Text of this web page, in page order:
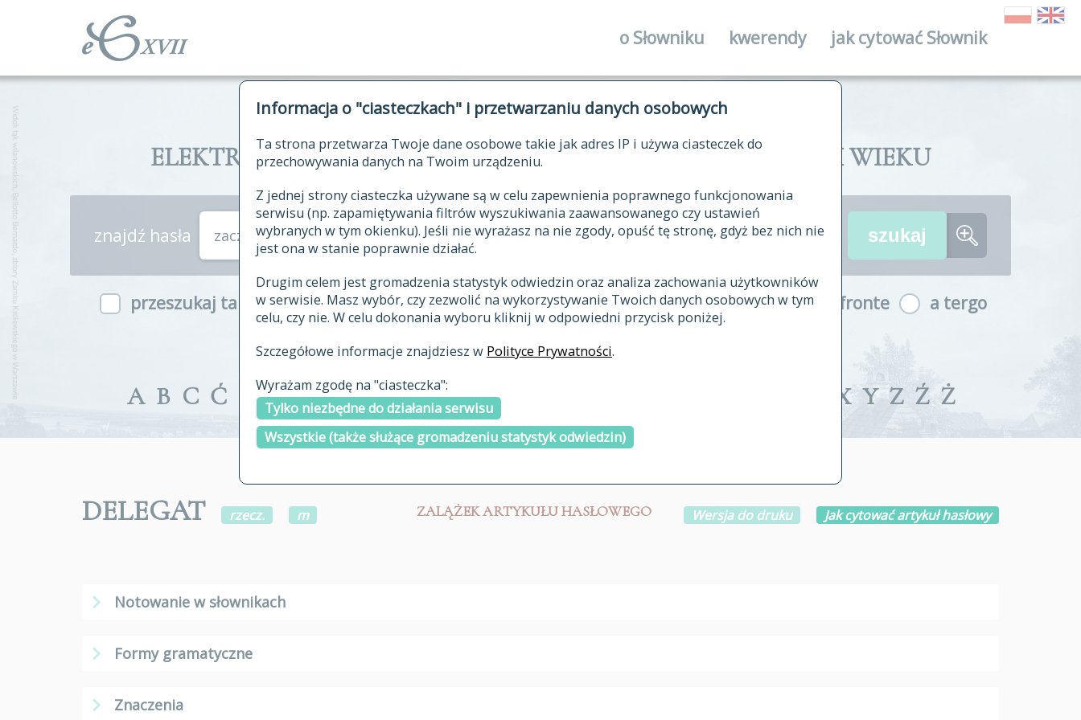
Informacja o "ciasteczkach" i przetwarzaniu danych osobowych
Ta strona przetwarza Twoje dane osobowe takie jak adres IP i używa ciasteczek do
przechowywania danych na Twoim urządzeniu.
Z jednej strony ciasteczka używane są w celu zapewnienia poprawnego funkcjonowania
serwisu (np. zapamiętywania filtrów wyszukiwania zaawansowanego czy ustawień
wybranych w tym okienku). Jeśli nie wyrażasz na nie zgody, opuść tę stronę, gdyż bez nich nie
jest ona w stanie poprawnie działać.
Drugim celem jest gromadzenia statystyk odwiedzin oraz analiza zachowania użytkowników
w serwisie. Masz wybór, czy zezwolić na wykorzystywanie Twoich danych osobowych w tym
celu, czy nie. W celu dokonania wyboru kliknij w odpowiedni przycisk poniżej.
Szczegółowe informacje znajdziesz w Polityce Prywatności.
Wyrażam zgodę na "ciasteczka":
Tylko niezbędne do działania serwisu
Wszystkie (także służące gromadzeniu statystyk odwiedzin)
o Słowniku
historia
publikacje
autorzy tekstów źródłowych
zasady opracowania
najnowsze hasła
ostatnio zmodyfikowane
kwerendy jak cytować Słownik
ELEKTRONICZNY SŁOWNIK JĘZYKA POLSKIEGO XVII I XVIII WIEKU
znajdź hasła zaczynające się od
przeszukaj także hasła w indeksie a fronte a tergo
A B C Ć E F G H I J K L Ł M X Y Z Ź Ż
DELEGAT rzecz. m ZALĄŻEK ARTYKUŁU HASŁOWEGO Wersja do druku Jak cytować artykuł hasłowy
Notowanie w słownikach
Formy gramatyczne
Znaczenia